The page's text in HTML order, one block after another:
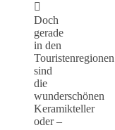

Doch
gerade
in den
Touristenregionen
sind
die
wunderschönen
Keramikteller
oder –